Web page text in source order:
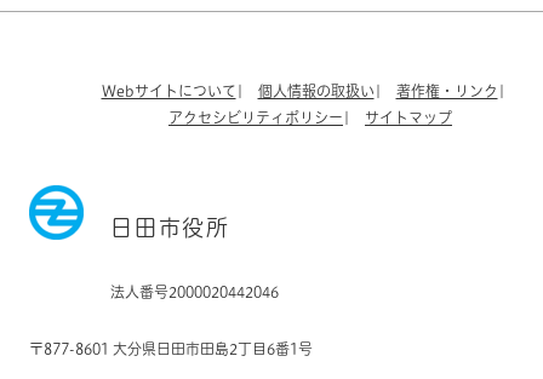
Webサイトについて 個人情報の取扱い
著作権・リンク
アクセシビリティポリシー
サイトマップ
日田市役所
法人番号2000020442046
〒877-8601 大分県日田市田島2丁目6番1号